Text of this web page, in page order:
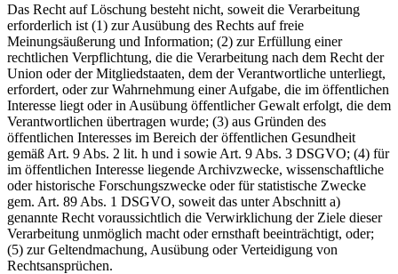
Das Recht auf Löschung besteht nicht, soweit die Verarbeitung
erforderlich ist (1) zur Ausübung des Rechts auf freie
Meinungsäußerung und Information; (2) zur Erfüllung einer
rechtlichen Verpflichtung, die die Verarbeitung nach dem Recht der
Union oder der Mitgliedstaaten, dem der Verantwortliche unterliegt,
erfordert, oder zur Wahrnehmung einer Aufgabe, die im öffentlichen
Interesse liegt oder in Ausübung öffentlicher Gewalt erfolgt, die dem
Verantwortlichen übertragen wurde; (3) aus Gründen des
öffentlichen Interesses im Bereich der öffentlichen Gesundheit
gemäß Art. 9 Abs. 2 lit. h und i sowie Art. 9 Abs. 3 DSGVO; (4) für
im öffentlichen Interesse liegende Archivzwecke, wissenschaftliche
oder historische Forschungszwecke oder für statistische Zwecke
gem. Art. 89 Abs. 1 DSGVO, soweit das unter Abschnitt a)
genannte Recht voraussichtlich die Verwirklichung der Ziele dieser
Verarbeitung unmöglich macht oder ernsthaft beeinträchtigt, oder;
(5) zur Geltendmachung, Ausübung oder Verteidigung von
Rechtsansprüchen.